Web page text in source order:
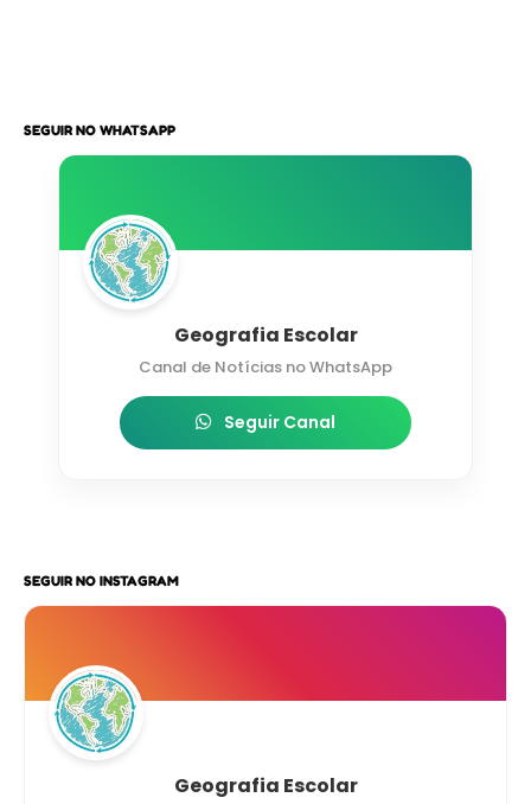
SEGUIR NO WHATSAPP
Geografia Escolar
Canal de Notícias no WhatsApp
Seguir Canal
SEGUIR NO INSTAGRAM
Geografia Escolar